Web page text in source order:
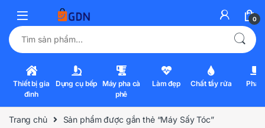
0
Tìm kiếm:
Thiết bị gia
đình
Dụng cụ bếp Máy pha cà
phê
Làm đẹp Chất tẩy rửa Pha
Trang chủ Sản phẩm được gắn thẻ “Máy Sấy Tóc”